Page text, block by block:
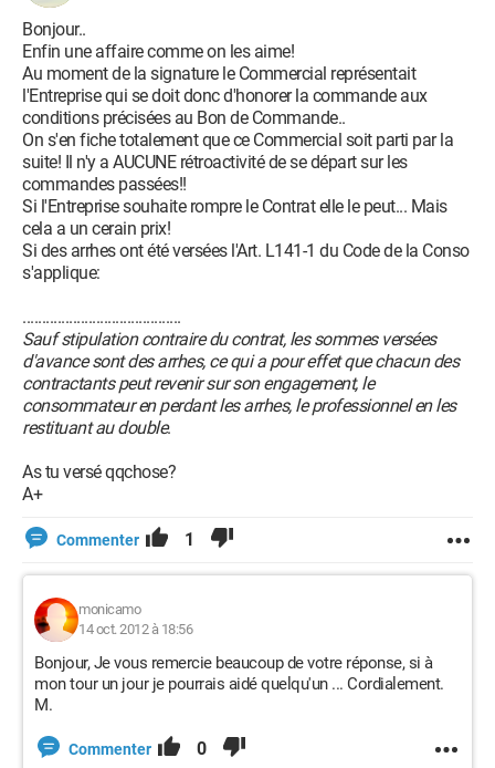
Bonjour..
Enfin une affaire comme on les aime!
Au moment de la signature le Commercial représentait
l'Entreprise qui se doit donc d'honorer la commande aux
conditions précisées au Bon de Commande..
On s'en fiche totalement que ce Commercial soit parti par la
suite! Il n'y a AUCUNE rétroactivité de se départ sur les
commandes passées!!
Si l'Entreprise souhaite rompre le Contrat elle le peut... Mais
cela a un cerain prix!
Si des arrhes ont été versées l'Art. L141-1 du Code de la Conso
s'applique:
.........................................
Sauf stipulation contraire du contrat, les sommes versées
d'avance sont des arrhes, ce qui a pour effet que chacun des
contractants peut revenir sur son engagement, le
consommateur en perdant les arrhes, le professionnel en les
restituant au double.
As tu versé qqchose?
A+
Commenter 1
monicamo
14 oct. 2012 à 18:56
Bonjour, Je vous remercie beaucoup de votre réponse, si à
mon tour un jour je pourrais aidé quelqu'un ... Cordialement.
M.
Commenter 0